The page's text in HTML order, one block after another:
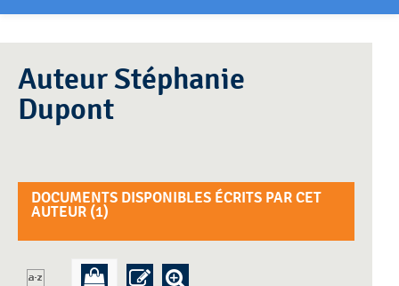
Auteur Stéphanie
Dupont
DOCUMENTS DISPONIBLES ÉCRITS PAR CET
AUTEUR (1)